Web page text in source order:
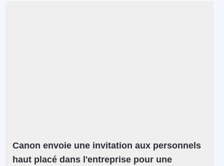
Canon envoie une invitation aux personnels
haut placé dans l'entreprise pour une